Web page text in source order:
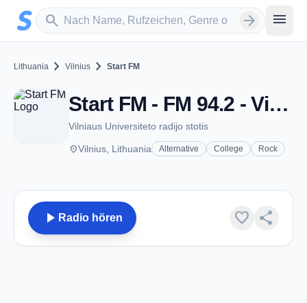
Zum Hauptinhalt springen
search
Sender suchen arrow_forward menu
Lithuania chevron_right Vilnius chevron_right Start FM
Start FM - FM 94.2 - Vilnius
Vilniaus Universiteto radijo stotis
placeVilnius, Lithuania Alternative College Rock
play_arrow Radio hören favorite share